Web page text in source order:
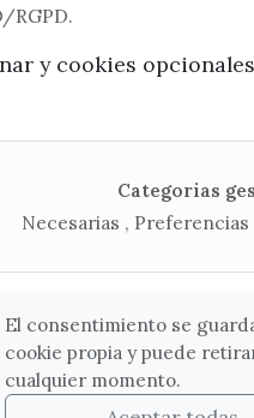
Torre del Mar
RGPD.
y cookies
Categorias
Necesarias , Preferencias
El consentimiento se
cookie propia y puede
cualquier momento.